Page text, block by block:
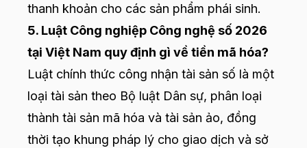
thanh khoản cho các sản phẩm phái sinh.
5. Luật Công nghiệp Công nghệ số 2026
tại Việt Nam quy định gì về tiền mã hóa?
Luật chính thức công nhận tài sản số là một
loại tài sản theo Bộ luật Dân sự, phân loại
thành tài sản mã hóa và tài sản ảo, đồng
thời tạo khung pháp lý cho giao dịch và sở